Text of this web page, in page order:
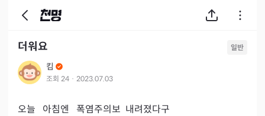
더워요 일반
킴
조회 24 · 2023.07.03
오늘   아침엔   폭염주의보  내려졌다구